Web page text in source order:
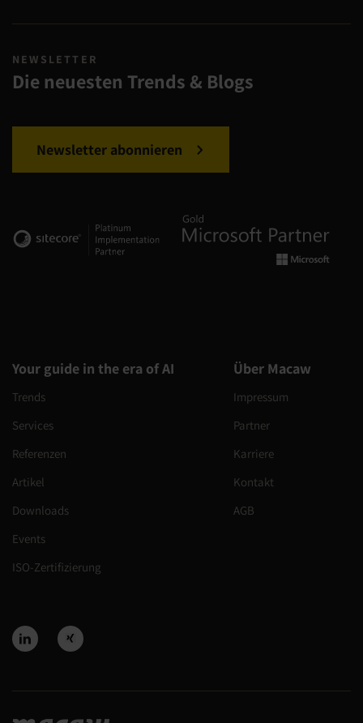
NEWSLETTER
Die neuesten Trends & Blogs
Newsletter abonnieren
Your guide in the era of AI
Trends
Services
Referenzen
Artikel
Downloads
Events
ISO-Zertifizierung
Über Macaw
Impressum
Partner
Karriere
Kontakt
AGB